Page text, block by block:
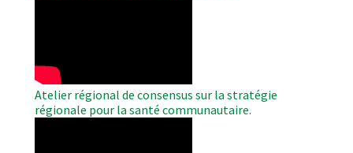
Atelier régional de consensus sur la stratégie
régionale pour la santé communautaire.